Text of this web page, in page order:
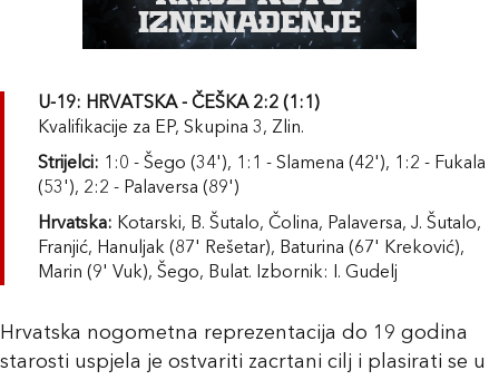
U-19: HRVATSKA - ČEŠKA 2:2 (1:1)
Kvalifikacije za EP, Skupina 3, Zlin.
Strijelci: 1:0 - Šego (34'), 1:1 - Slamena (42'), 1:2 - Fukala
(53'), 2:2 - Palaversa (89')
Hrvatska: Kotarski, B. Šutalo, Čolina, Palaversa, J. Šutalo,
Franjić, Hanuljak (87' Rešetar), Baturina (67' Kreković),
Marin (9' Vuk), Šego, Bulat. Izbornik: I. Gudelj
Hrvatska nogometna reprezentacija do 19 godina
starosti uspjela je ostvariti zacrtani cilj i plasirati se u